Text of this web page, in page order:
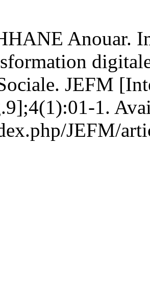
Anouar.
JEFM
1.
JEFM/